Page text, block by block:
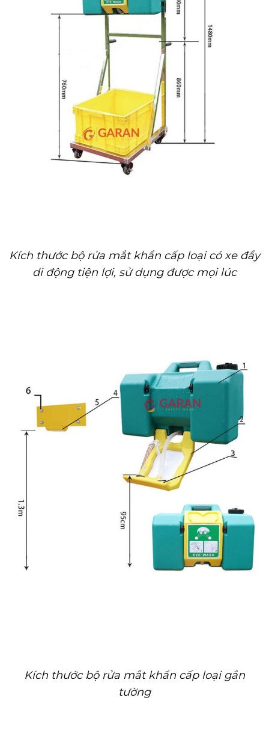
Kích thước bộ rửa mắt khẩn cấp loại có xe đẩy
di động tiện lợi, sử dụng được mọi lúc
Kích thước bộ rửa mắt khẩn cấp loại gắn
tường